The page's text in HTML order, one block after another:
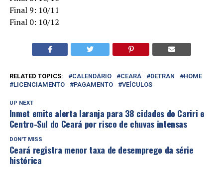
Final 9: 10/11
Final 0: 10/12
RELATED TOPICS: CALENDÁRIO CEARÁ DETRAN
HOME
LICENCIAMENTO
PAGAMENTO VEÍCULOS
UP NEXT
Inmet emite alerta laranja para 38 cidades do Cariri e
Centro-Sul do Ceará por risco de chuvas intensas
DON'T MISS
Ceará registra menor taxa de desemprego da série
histórica